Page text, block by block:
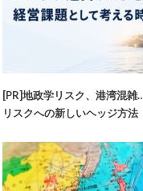
[PR]地政学リスク、港湾混
リスクへの新しいヘッジ方法